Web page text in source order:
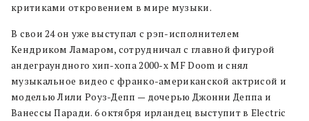
критиками откровением в мире музыки.
В свои 24 он уже выступал с рэп-исполнителем
Кендриком Ламаром, сотрудничал с главной фигурой
андеграундного хип-хопа 2000-х MF Doom и снял
музыкальное видео с франко-американской актрисой и
моделью Лили Роуз-Депп — дочерью Джонни Деппа и
Ванессы Паради. 6 октября ирландец выступит в Electric